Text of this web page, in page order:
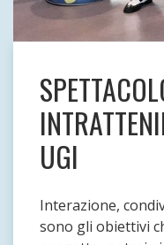
UGI
Interazione,
sono gli obiettivi